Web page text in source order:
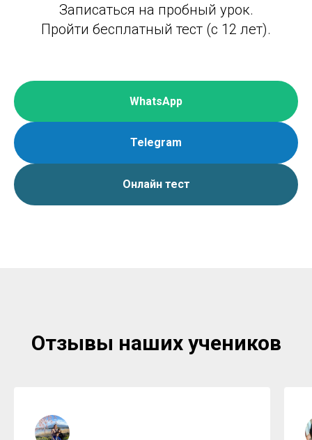
Записаться на пробный урок.
Пройти бесплатный тест (с 12 лет).
WhatsApp
Telegram
Онлайн тест
Отзывы наших учеников